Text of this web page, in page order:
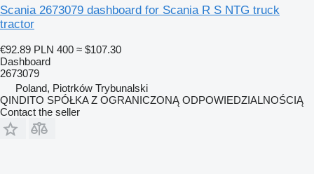
Scania 2673079 dashboard for Scania R S NTG truck
tractor
€92.89 PLN 400 ≈ $107.30
Dashboard
2673079
Poland, Piotrków Trybunalski
QINDITO SPÓŁKA Z OGRANICZONĄ ODPOWIEDZIALNOŚCIĄ
Contact the seller